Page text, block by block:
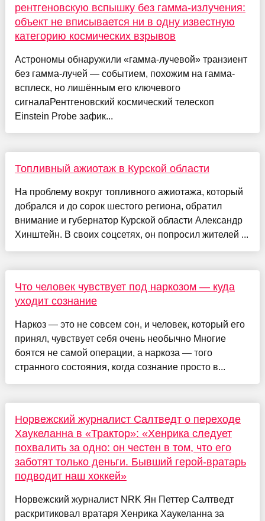
рентгеновскую вспышку без гамма-излучения:
объект не вписывается ни в одну известную
категорию космических взрывов
Астрономы обнаружили «гамма-лучевой» транзиент
без гамма-лучей — событием, похожим на гамма-
всплеск, но лишённым его ключевого
сигналаРентгеновский космический телескоп
Einstein Probe зафик...
Топливный ажиотаж в Курской области
На проблему вокруг топливного ажиотажа, который
добрался и до сорок шестого региона, обратил
внимание и губернатор Курской области Александр
Хинштейн. В своих соцсетях, он попросил жителей ...
Что человек чувствует под наркозом — куда
уходит сознание
Наркоз — это не совсем сон, и человек, который его
принял, чувствует себя очень необычно Многие
боятся не самой операции, а наркоза — того
странного состояния, когда сознание просто в...
Норвежский журналист Салтведт о переходе
Хаукеланна в «Трактор»: «Хенрика следует
похвалить за одно: он честен в том, что его
заботят только деньги. Бывший герой-вратарь
подводит наш хоккей»
Норвежский журналист NRK Ян Петтер Салтведт
раскритиковал вратаря Хенрика Хаукеланна за